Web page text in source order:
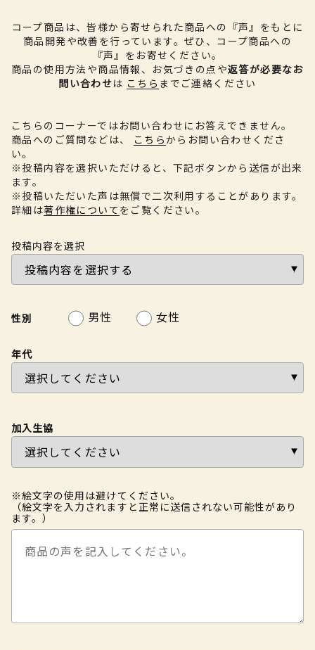
コープ商品は、皆様から寄せられた商品への『声』をもとに
商品開発や改善を行っています。 ぜひ、コープ商品への
『声』をお寄せください。
商品の使用方法や商品情報、お気づきの点や返答が必要なお
問い合わせは こちら までご連絡ください
こちらのコーナーではお問い合わせにお答えできません。
商品へのご質問などは、
こちらからお問い合わせくださ
い。
※投稿内容を選択いただけると、下記ボタンから送信が出来
ます。
※投稿いただいた声は無償で二次利用することがあります。
詳細は著作権について をご覧ください。
投稿内容を選択
性別 男性 女性
年代
加入生協
※絵文字の使用は避けてください。
（絵文字を入力されますと正常に送信されない可能性があり
ます。）